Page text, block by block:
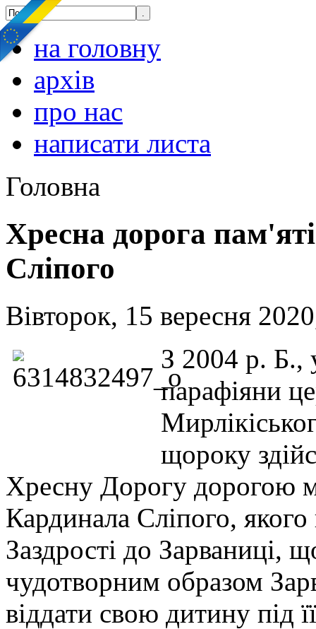
на головну
архів
про нас
написати листа
Головна
Хресна дорога
Сліпого
Вівторок, 15 вересня
З 2004 р. Б.,
парафіяни
щороку
Хресну Дорогу дорогою
Кардинала Сліпого,
Заздрості до Зарваниці,
чудотворним образом
віддати свою дитину під